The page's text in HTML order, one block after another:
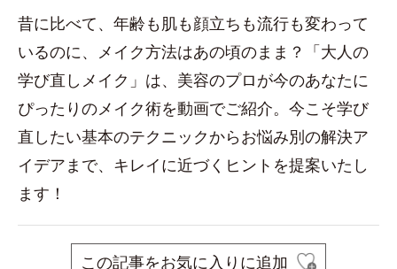
昔に比べて、年齢も肌も顔立ちも流行も変わって
いるのに、メイク方法はあの頃のまま？「大人の
学び直しメイク」は、美容のプロが今のあなたに
ぴったりのメイク術を動画でご紹介。今こそ学び
直したい基本のテクニックからお悩み別の解決ア
イデアまで、キレイに近づくヒントを提案いたし
ます！
この記事をお気に入りに追加